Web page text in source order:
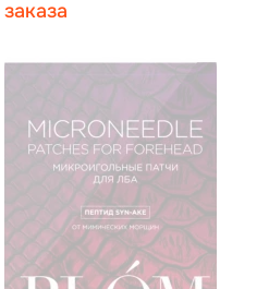
складок 4 пары
заказа